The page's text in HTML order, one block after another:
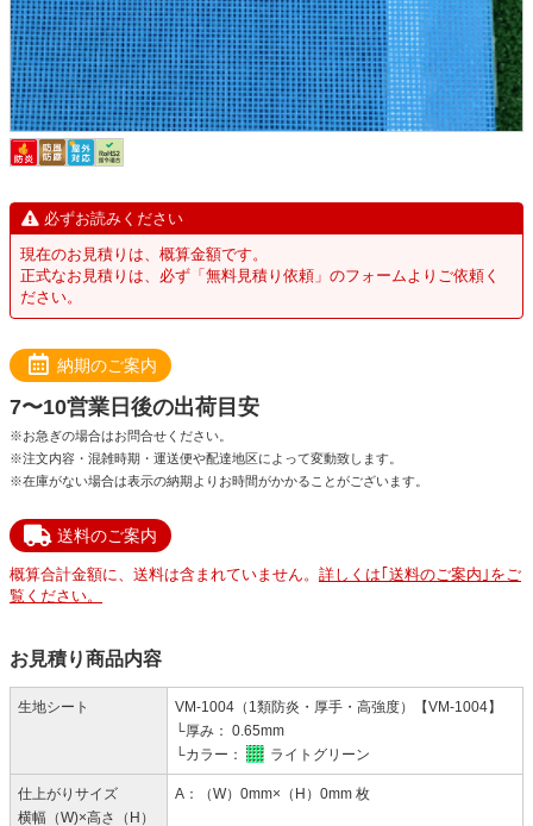
必ずお読みください
現在のお見積りは、概算金額です。
正式なお見積りは、必ず「無料見積り依頼」のフォームよりご依頼く
ださい。
納期のご案内
7〜10営業日後の出荷目安
※お急ぎの場合はお問合せください。
※注文内容・混雑時期・運送便や配達地区によって変動致します。
※在庫がない場合は表示の納期よりお時間がかかることがございます。
送料のご案内
概算合計金額に、送料は含まれていません。 詳しくは｢送料のご案内｣をご
覧ください。
お見積り商品内容
生地シート
VM-1004（1類防炎・厚手・高強度）【VM-1004】
└厚み： 0.65mm
└カラー：
ライトグリーン
仕上がりサイズ
横幅（W)×高さ（H）
A：（W）0mm×（H）0mm 枚